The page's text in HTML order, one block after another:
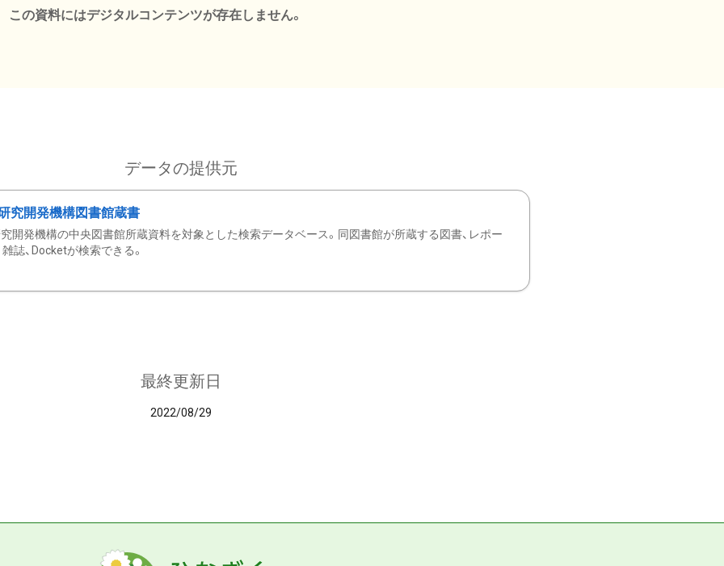
この資料にはデジタルコンテンツが存在しません。
データの提供元
究開発機構図書館蔵書
開発機構の中央図書館所蔵資料を対象とした検索データベース。同図書館が所蔵する図書、レポー
雑誌、Docketが検索できる。
最終更新日
2022/08/29